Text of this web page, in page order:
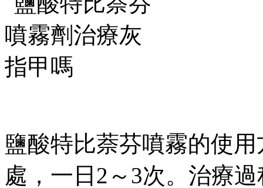
鹽酸特比萘芬噴霧的使用方
處，一日2～3次。治療